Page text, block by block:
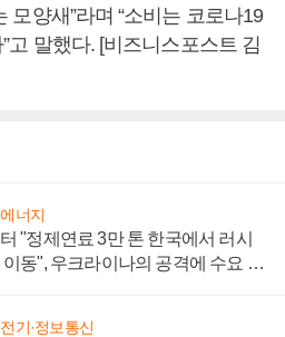
모양새”라며 “소비는 코로나19
고 말했다. [비즈니스포스트 김
너지
"정제연료 3만 톤 한국에서 러시
이동", 우크라이나의 공격에 수요 늘
기·정보통신